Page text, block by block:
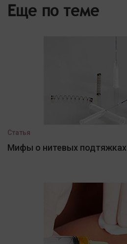
Еще по теме
Статья
Мифы о нитевых подтяжках